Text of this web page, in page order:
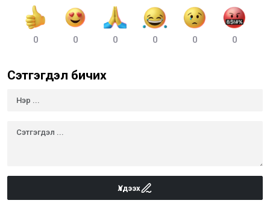
0 0 0 0 0 0
Сэтгэгдэл бичих
Үлдээх